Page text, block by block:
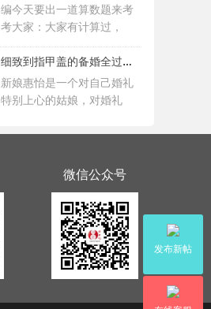
编今天要出一道算数题来考
考大家：大家有计算过，
细致到指甲盖的备婚全过程，这位“挑剔”新
新娘惠怡是一个对自己婚礼
特别上心的姑娘，对婚礼
发布新帖
微信公众号